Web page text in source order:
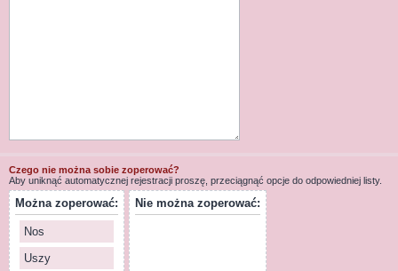
Czego nie można sobie zoperować?
Aby uniknąć automatycznej rejestracji proszę, przeciągnąć opcje do odpowiedniej listy.
Można zoperować:
Nos
Uszy
Nie można zoperować: